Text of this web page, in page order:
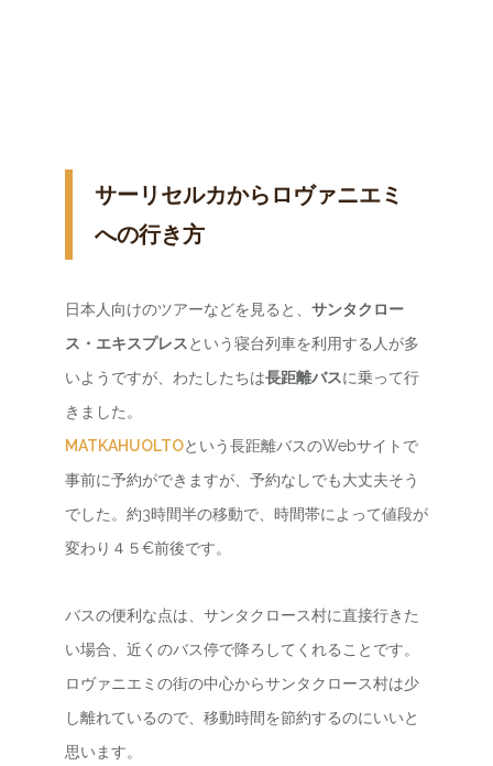
サーリセルカからロヴァニエミ
への行き方
日本人向けのツアーなどを見ると、 サンタクロー
ス・エキスプレスという寝台列車を利用する人が多
いようですが、わたしたちは長距離バスに乗って行
きました。
MATKAHUOLTOという長距離バスのWebサイトで
事前に予約ができますが、予約なしでも大丈夫そう
でした。約3時間半の移動で、時間帯によって値段が
変わり４５€前後です。
バスの便利な点は、サンタクロース村に直接行きた
い場合、近くのバス停で降ろしてくれることです。
ロヴァニエミの街の中心からサンタクロース村は少
し離れているので、移動時間を節約するのにいいと
思います。